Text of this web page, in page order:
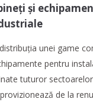
și
unei game
pentru
tuturor
de la